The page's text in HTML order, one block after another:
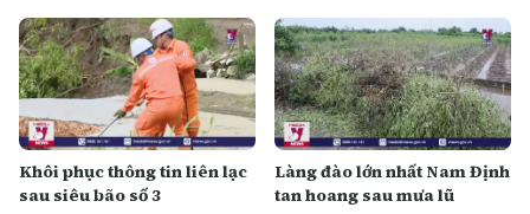
Khôi phục thông tin liên lạc
sau siêu bão số 3
Làng đào lớn nhất Nam Định
tan hoang sau mưa lũ